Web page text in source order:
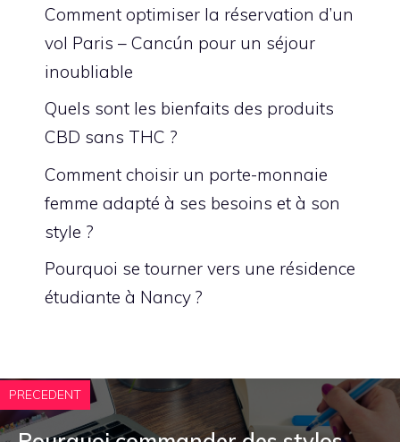
Comment optimiser la réservation d’un
vol Paris – Cancún pour un séjour
inoubliable
Quels sont les bienfaits des produits
CBD sans THC ?
Comment choisir un porte-monnaie
femme adapté à ses besoins et à son
style ?
Pourquoi se tourner vers une résidence
étudiante à Nancy ?
PRECEDENT